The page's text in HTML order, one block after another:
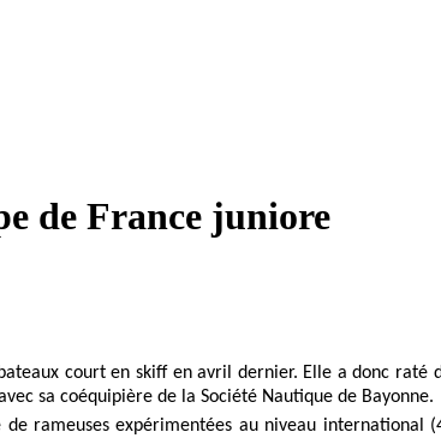
de France juniore
court en skiff en avril dernier. Elle a donc raté
sa coéquipière de la Société Nautique de Bayonne.
rameuses expérimentées au niveau international